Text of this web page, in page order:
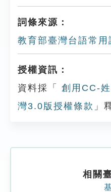
詞條來源：
教育部臺灣台語常用
授權資訊：
資料採「
創用CC-
灣3.0版授權條款 」
相關